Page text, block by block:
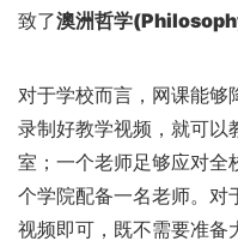
致了澳洲哲学
对于学校而言，网课能够
录制好教学视频，就可以
室；一个老师足够应对全
个学院配备一名老师。对
视频即可，既不需要准备